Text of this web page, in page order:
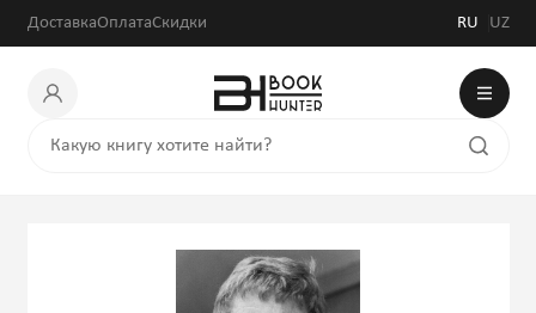
ДоставкаОплатаСкидки RU UZ